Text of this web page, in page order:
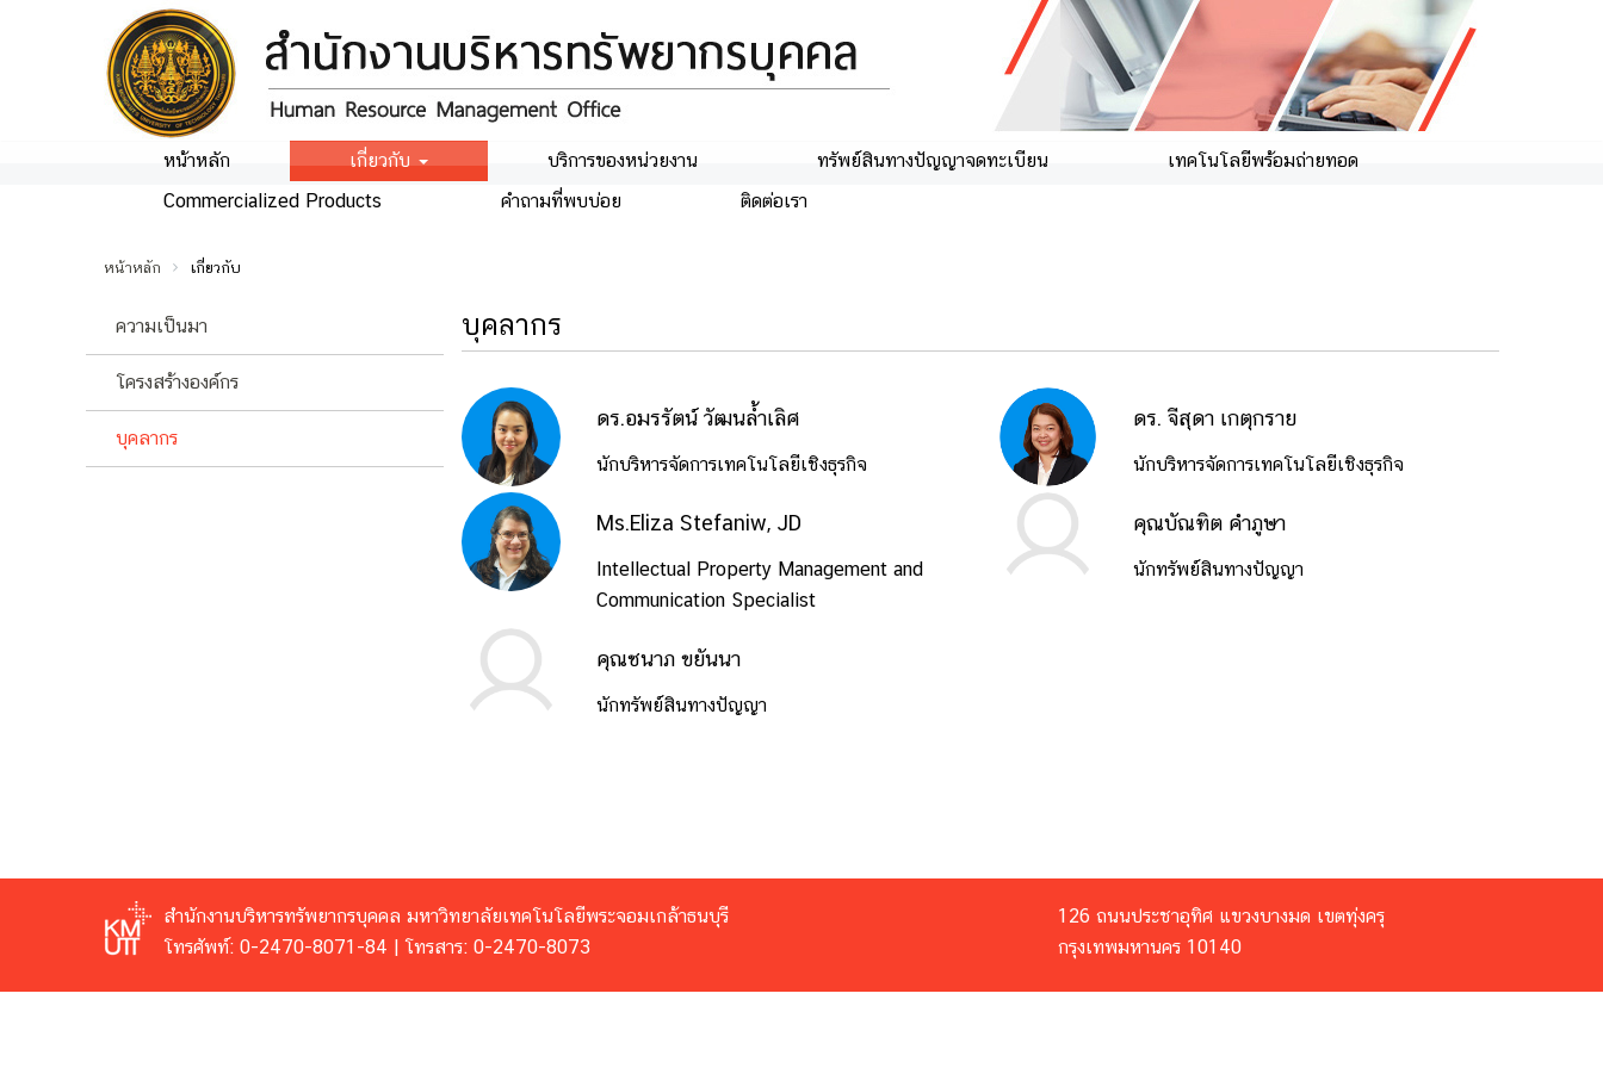
หน้าหลัก เกี่ยวกับ บริการของหน่วยงาน ทรัพย์สินทางปัญญาจดทะเบียน
เทคโนโลยีพร้อมถ่ายทอด
Commercialized Products
คำถามที่พบบ่อย ติดต่อเรา
หน้าหลัก เกี่ยวกับ
ความเป็นมา
โครงสร้างองค์กร
บุคลากร
บุคลากร
ดร.อมรรัตน์ วัฒนล้ำเลิศ
นักบริหารจัดการเทคโนโลยีเชิงธุรกิจ
ดร. จีสุดา เกตุกราย
นักบริหารจัดการเทคโนโลยีเชิงธุรกิจ
Ms.Eliza Stefaniw, JD
Intellectual Property Management and
Communication Specialist
คุณบัณฑิต คำภูษา
นักทรัพย์สินทางปัญญา
คุณชนาภ ขยันนา
นักทรัพย์สินทางปัญญา
สำนักงานบริหารทรัพยากรบุคคล มหาวิทยาลัยเทคโนโลยีพระจอมเกล้าธนบุรี
โทรศัพท์: 0-2470-8071-84 | โทรสาร: 0-2470-8073
126 ถนนประชาอุทิศ แขวงบางมด เขตทุ่งครุ
กรุงเทพมหานคร 10140